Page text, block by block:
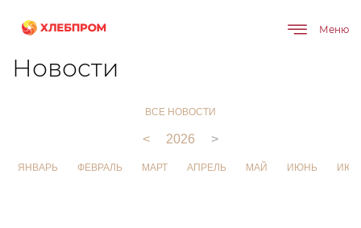
Меню
Главная О компании
Новости
ВСЕ НОВОСТИ
< 2026 >
ЯНВАРЬ ФЕВРАЛЬ МАРТ АПРЕЛЬ МАЙ ИЮНЬ